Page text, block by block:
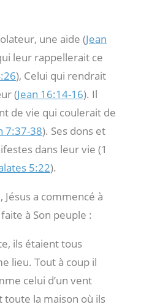
une aide (Jean
leur rappellerait ce
), Celui qui rendrait
(Jean 16:14-16). Il
de vie qui coulerait de
7:37-38). Ses dons et
dans leur vie (1
5:22).
a commencé à
à Son peuple :
ils étaient tous
lieu. Tout à coup il
celui d’un vent
la maison où ils